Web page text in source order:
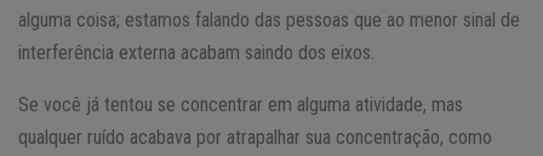
alguma coisa; estamos falando das pessoas que ao menor sinal de
interferência externa acabam saindo dos eixos.
Se você já tentou se concentrar em alguma atividade, mas
qualquer ruído acabava por atrapalhar sua concentração, como